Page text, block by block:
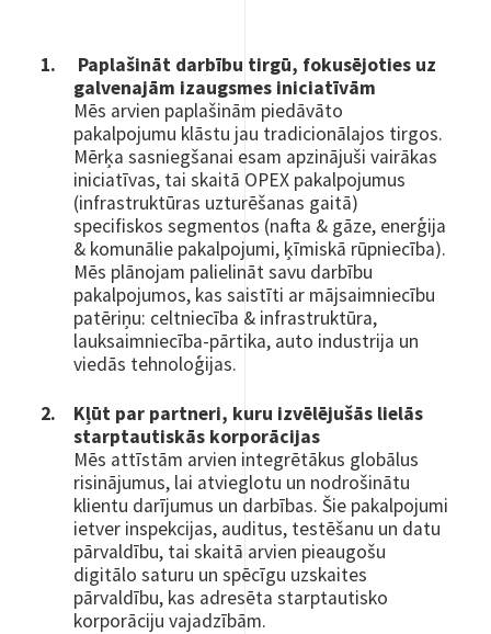
Paplašināt darbību tirgū, fokusējoties uz
galvenajām izaugsmes iniciatīvām
Mēs arvien paplašinām piedāvāto
pakalpojumu klāstu jau tradicionālajos tirgos.
Mērķa sasniegšanai esam apzinājuši vairākas
iniciatīvas, tai skaitā OPEX pakalpojumus
(infrastruktūras uzturēšanas gaitā)
specifiskos segmentos (nafta & gāze, enerģija
& komunālie pakalpojumi, ķīmiskā rūpniecība).
Mēs plānojam palielināt savu darbību
pakalpojumos, kas saistīti ar mājsaimniecību
patēriņu: celtniecība & infrastruktūra,
lauksaimniecība-pārtika, auto industrija un
viedās tehnoloģijas.
Kļūt par partneri, kuru izvēlējušās lielās
starptautiskās korporācijas
Mēs attīstām arvien integrētākus globālus
risinājumus, lai atvieglotu un nodrošinātu
klientu darījumus un darbības. Šie pakalpojumi
ietver inspekcijas, auditus, testēšanu un datu
pārvaldību, tai skaitā arvien pieaugošu
digitālo saturu un spēcīgu uzskaites
pārvaldību, kas adresēta starptautisko
korporāciju vajadzībām.